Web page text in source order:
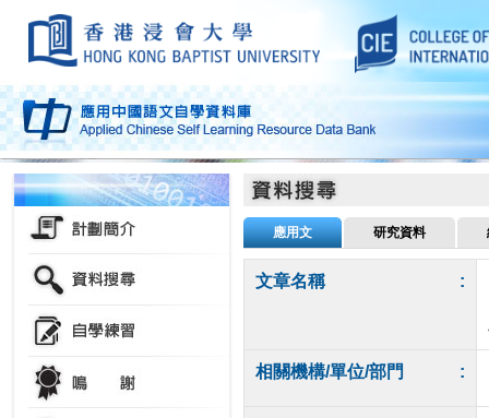
應用文 研究資料
文章名稱 :
相關機構/單位/部門 :